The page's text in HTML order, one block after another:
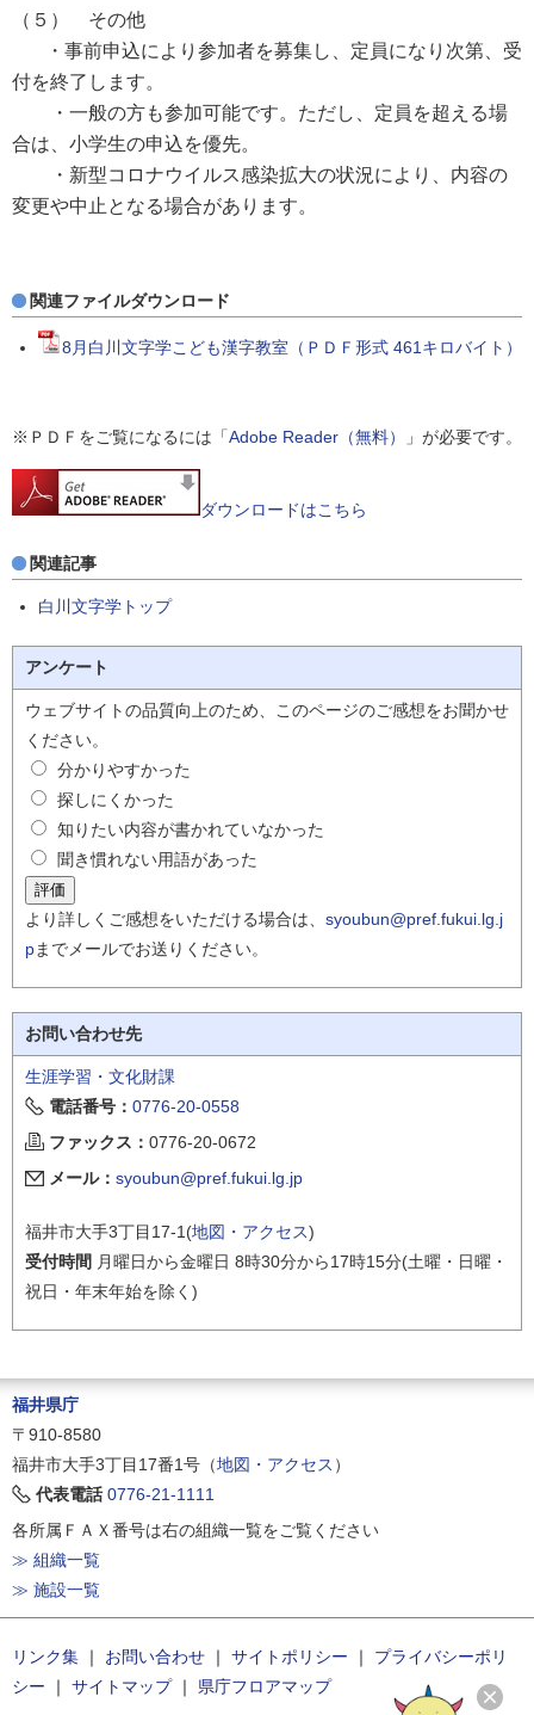
（５） その他
・事前申込により参加者を募集し、定員になり次第、受
付を終了します。
・一般の方も参加可能です。ただし、定員を超える場
合は、小学生の申込を優先。
・新型コロナウイルス感染拡大の状況により、内容の
変更や中止となる場合があります。
関連ファイルダウンロード
8月白川文字学こども漢字教室（ＰＤＦ形式 461キロバイト）
※ＰＤＦをご覧になるには「Adobe Reader（無料） 」が必要です。
ダウンロードはこちら
関連記事
白川文字学トップ
アンケート
ウェブサイトの品質向上のため、このページのご感想をお聞かせ
ください。
分かりやすかった
探しにくかった
知りたい内容が書かれていなかった
聞き慣れない用語があった
より詳しくご感想をいただける場合は、 syoubun@pref.fukui.lg.j
pまでメールでお送りください。
お問い合わせ先
生涯学習・文化財課
電話番号： 0776-20-0558
ファックス： 0776-20-0672
メール： syoubun@pref.fukui.lg.jp
福井市大手3丁目17-1(地図・アクセス)
受付時間 月曜日から金曜日 8時30分から17時15分(土曜・日曜・
祝日・年末年始を除く)
福井県庁
〒910-8580
福井市大手3丁目17番1号（地図・アクセス ）
代表電話 0776-21-1111
各所属ＦＡＸ番号は右の組織一覧をご覧ください
≫ 組織一覧
≫ 施設一覧
リンク集 ｜ お問い合わせ ｜ サイトポリシー ｜
プライバシーポリ
シー ｜ サイトマップ｜ 県庁フロアマップ